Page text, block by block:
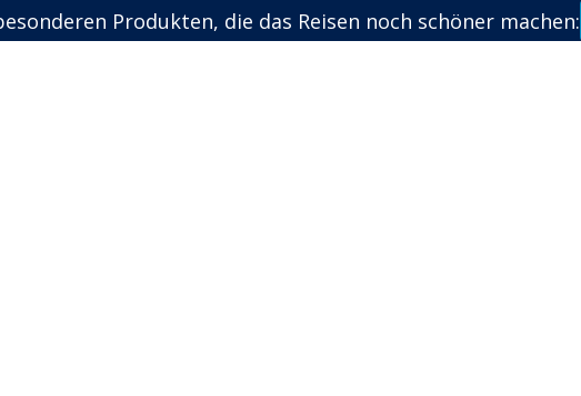
Produkten, die das Reisen noch schöner machen: